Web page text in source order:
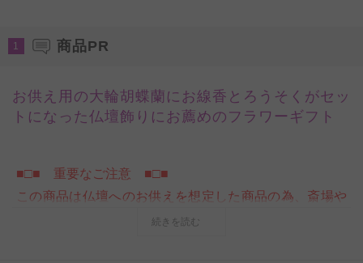
1 商品PR
お供え用の大輪胡蝶蘭にお線香とろうそくがセッ
トになった仏壇飾りにお薦めのフラワーギフト
■□■ 重要なご注意 ■□■
この商品は仏壇へのお供えを想定した商品の為、斎場や
お寺などで行われるお通夜や告別式へお届けする商品で
続きを読む